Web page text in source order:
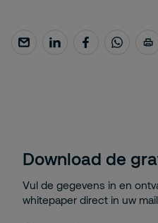
Download de
Vul de gegevens in en
whitepaper direct in uw